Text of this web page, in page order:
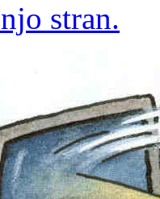
stran.